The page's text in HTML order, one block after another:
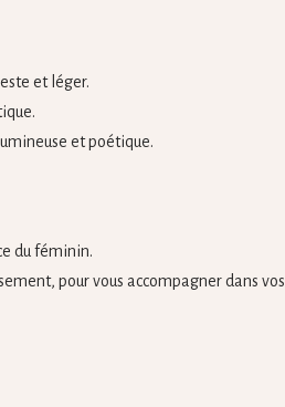
et léger.
et poétique.
du féminin.
pour vous accompagner dans vos